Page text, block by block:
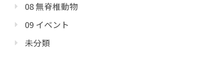
08 無脊椎動物
09 イベント
未分類